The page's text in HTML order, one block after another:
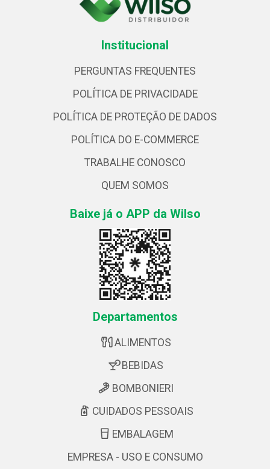
Institucional
PERGUNTAS FREQUENTES
POLÍTICA DE PRIVACIDADE
POLÍTICA DE PROTEÇÃO DE DADOS
POLÍTICA DO E-COMMERCE
TRABALHE CONOSCO
QUEM SOMOS
Baixe já o APP da Wilso
Departamentos
ALIMENTOS
BEBIDAS
BOMBONIERI
CUIDADOS PESSOAIS
EMBALAGEM
EMPRESA - USO E CONSUMO